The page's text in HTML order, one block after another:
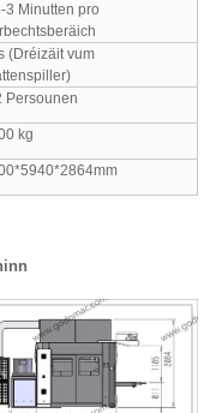
3 Minutten pro
(Dréizäit vum
Persounen
kg